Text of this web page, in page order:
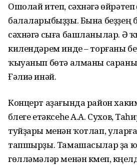
Ошолай итеп, сәхнәгә өйрәтеп
балаларыбыҙҙы. Бына беҙҙең
сәхнәгә сыға башланылар. Ә
килендәрем инде – торғаны
ҡыуанып бөтә алманы
Ғәлиә инәй.
Концерт аҙағында район
бүлеге етәксеһе А.А. Сухов,
туйҙары менән ҡотлап, уларға
тапшырҙы. Тамашасылар ҙа
гөлләмәләр менән күмеп,